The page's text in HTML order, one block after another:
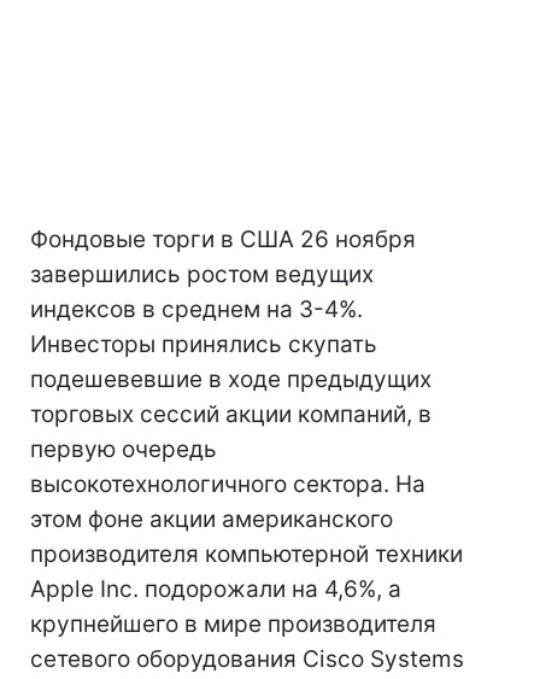
Фондовые торги в США 26 ноября
завершились ростом ведущих
индексов в среднем на 3-4%.
Инвесторы принялись скупать
подешевевшие в ходе предыдущих
торговых сессий акции компаний, в
первую очередь
высокотехнологичного сектора. На
этом фоне акции американского
производителя компьютерной техники
Apple Inc. подорожали на 4,6%, а
крупнейшего в мире производителя
сетевого оборудования Cisco Systems